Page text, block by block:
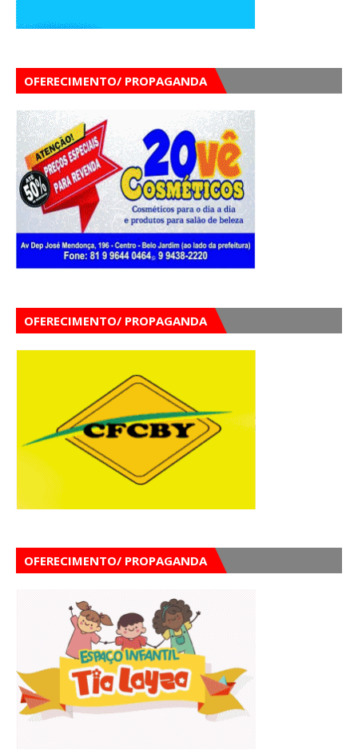
OFERECIMENTO/ PROPAGANDA
OFERECIMENTO/ PROPAGANDA
OFERECIMENTO/ PROPAGANDA